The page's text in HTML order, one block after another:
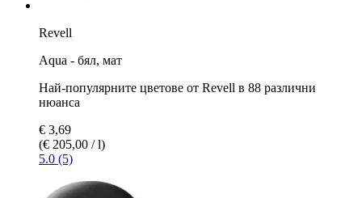
Revell
Aqua - бял, мат
Най-популярните цветове от Revell в 88 различни
нюанса
€ 3,69
(€ 205,00 / l)
5.0 (5)